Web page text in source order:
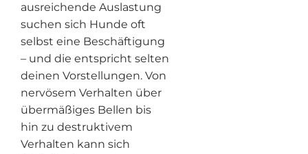
ausreichende Auslastung
suchen sich Hunde oft
selbst eine Beschäftigung
– und die entspricht selten
deinen Vorstellungen. Von
nervösem Verhalten über
übermäßiges Bellen bis
hin zu destruktivem
Verhalten kann sich